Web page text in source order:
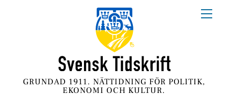
GRUNDAD 1911. NÄTTIDNING FÖR POLITIK,
EKONOMI OCH KULTUR.